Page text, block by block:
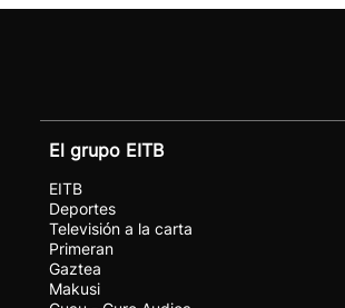
El grupo EITB
EITB
Deportes
Televisión a la carta
Primeran
Gaztea
Makusi